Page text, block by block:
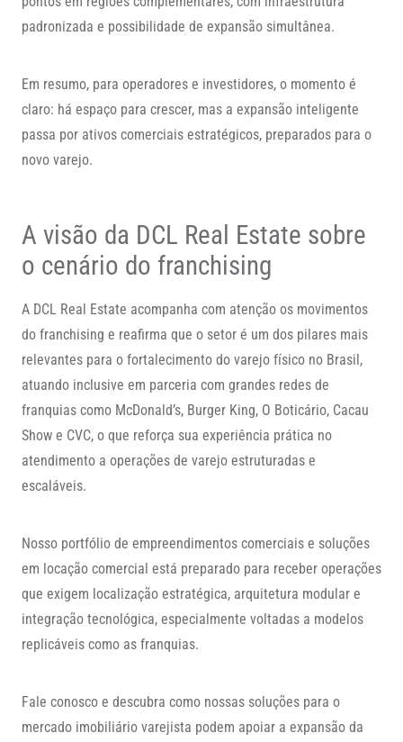
padronizada e possibilidade de expansão simultânea.
Em resumo, para operadores e investidores, o momento é
claro: há espaço para crescer, mas a expansão inteligente
passa por ativos comerciais estratégicos, preparados para o
novo varejo.
A visão da DCL Real Estate sobre
o cenário do franchising
A DCL Real Estate acompanha com atenção os movimentos
do franchising e reafirma que o setor é um dos pilares mais
relevantes para o fortalecimento do varejo físico no Brasil,
atuando inclusive em parceria com grandes redes de
franquias como McDonald’s, Burger King, O Boticário, Cacau
Show e CVC, o que reforça sua experiência prática no
atendimento a operações de varejo estruturadas e
escaláveis.
Nosso portfólio de empreendimentos comerciais e soluções
em locação comercial está preparado para receber operações
que exigem localização estratégica, arquitetura modular e
integração tecnológica, especialmente voltadas a modelos
replicáveis como as franquias.
Fale conosco e descubra como nossas soluções para o
mercado imobiliário varejista podem apoiar a expansão da